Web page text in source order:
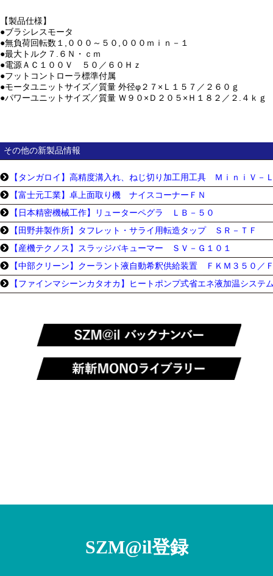
【製品仕様】
●ブラシレスモータ
●無負荷回転数１,０００～５０,０００ｍｉｎ－１
●最大トルク７.６Ｎ・ｃｍ
●電源ＡＣ１００Ｖ ５０／６０Ｈｚ
●フットコントローラ標準付属
●モータユニットサイズ／質量 外径φ２７×Ｌ１５７／２６０ｇ
●パワーユニットサイズ／質量 Ｗ９０×Ｄ２０５×Ｈ１８２／２.４ｋｇ
その他の新製品情報
【タンガロイ】高精度溝入れ、ねじ切り加工用工具 ＭｉｎｉＶ－
【富士元工業】卓上面取り機 ナイスコーナーＦＮ
【日本精密機械工作】リューターペグラ ＬＢ－５０
【田野井製作所】タフレット・サライ用転造タップ ＳＲ－ＴＦ
【産機テクノス】スラッジバキューマー ＳＶ－Ｇ１０１
【中部クリーン】クーラント液自動希釈供給装置 ＦＫＭ３５０／
【ファインマシーンカタオカ】ヒートポンプ式省エネ液加温シス
SZM@il登録